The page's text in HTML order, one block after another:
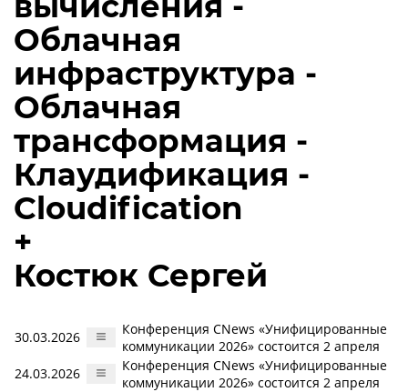
Облачная
инфраструктура -
Облачная
трансформация -
Клаудификация -
Cloudification
+
Костюк Сергей
30.03.2026
Конференция CNews «Унифицированные
коммуникации 2026» состоится 2 апреля
24.03.2026
Конференция CNews «Унифицированные
коммуникации 2026» состоится 2 апреля